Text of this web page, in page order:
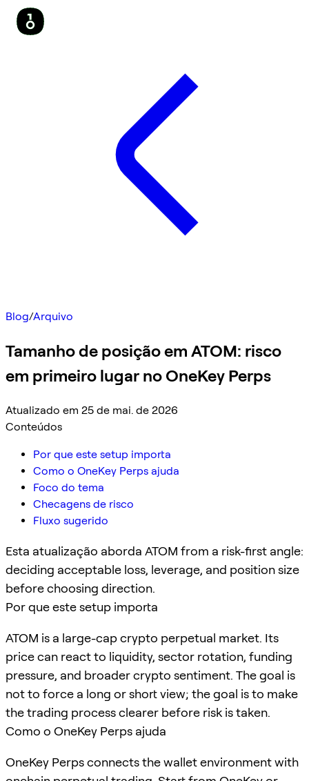
Blog/Arquivo
Tamanho de posição em ATOM: risco
em primeiro lugar no OneKey Perps
Atualizado em 25 de mai. de 2026
Conteúdos
Por que este setup importa
Como o OneKey Perps ajuda
Foco do tema
Checagens de risco
Fluxo sugerido
Esta atualização aborda ATOM from a risk-first angle:
deciding acceptable loss, leverage, and position size
before choosing direction.
Por que este setup importa
ATOM is a large-cap crypto perpetual market. Its
price can react to liquidity, sector rotation, funding
pressure, and broader crypto sentiment. The goal is
not to force a long or short view; the goal is to make
the trading process clearer before risk is taken.
Como o OneKey Perps ajuda
OneKey Perps connects the wallet environment with